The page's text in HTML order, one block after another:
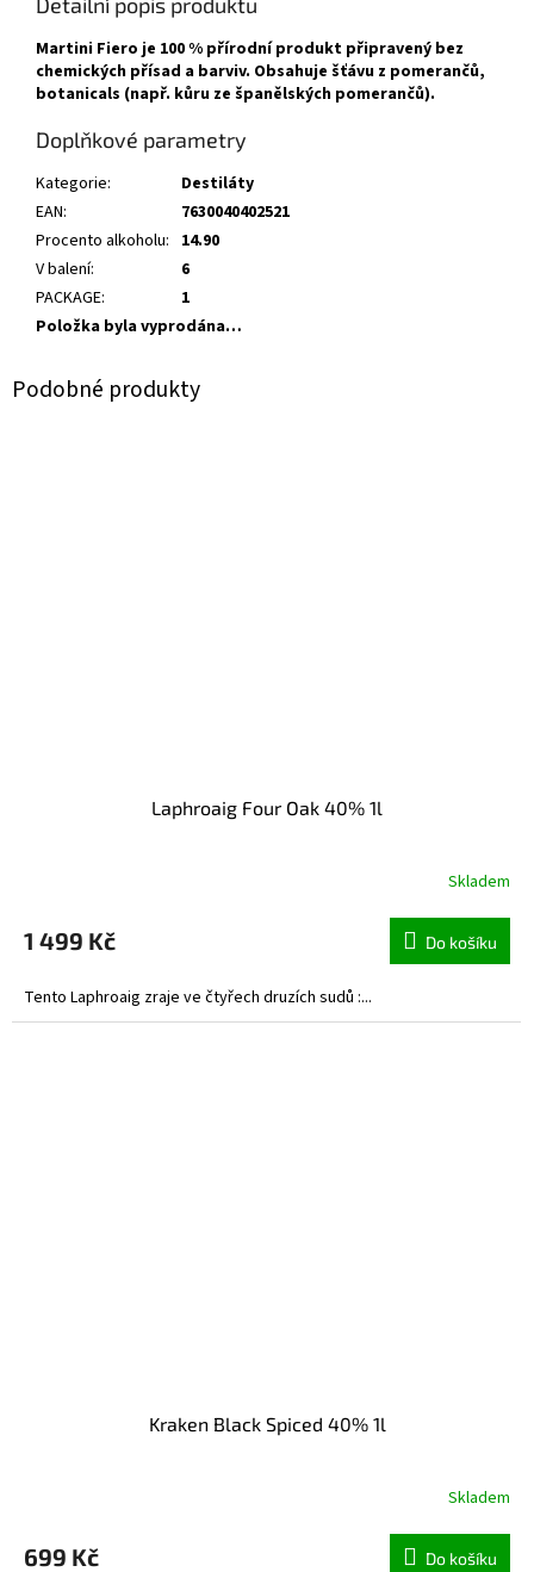
Martini Fiero je 100 % přírodní produkt připravený bez
chemických přísad a barviv. Obsahuje šťávu z pomerančů,
botanicals (např. kůru ze španělských pomerančů).
Doplňkové parametry
Kategorie:
Destiláty
EAN:
7630040402521
Procento alkoholu: 14.90
V balení:
6
PACKAGE:
1
Položka byla vyprodána…
Laphroaig Four Oak 40% 1l
Skladem
1 499 Kč Do košíku
Tento Laphroaig zraje ve čtyřech druzích sudů :...
Kraken Black Spiced 40% 1l
Skladem
699 Kč Do košíku